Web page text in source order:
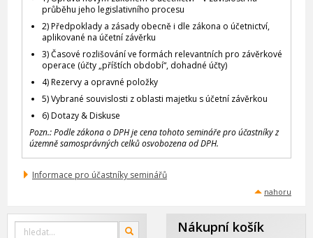
průběhu jeho legislativního procesu
2) Předpoklady a zásady obecně i dle zákona o účetnictví,
aplikované na účetní závěrku
3) Časové rozlišování ve formách relevantních pro závěrkové
operace (účty „příštích období“, dohadné účty)
4) Rezervy a opravné položky
5) Vybrané souvislosti z oblasti majetku s účetní závěrkou
6) Dotazy & Diskuse
Pozn.: Podle zákona o DPH je cena tohoto semináře pro účastníky z
územně samosprávných celků osvobozena od DPH.
Informace pro účastníky seminářů
nahoru
Vyhledat
OK Nákupní košík